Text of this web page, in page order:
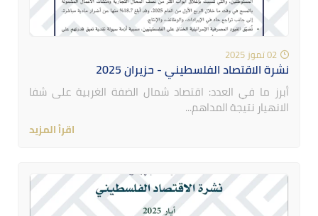
02 تموز 2025
نشرة الاقتصاد الفلسطيني - حزيران 2025
أبرز ما في العدد: اقتصاد شمال الضفة الغربية على شفا
الانهيار نتيجة المداهم...
اقرأ المزيد